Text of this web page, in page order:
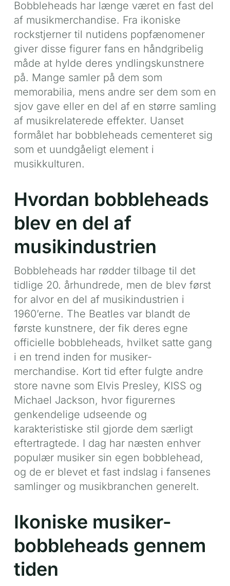
Bobbleheads har længe været en fast del
af musikmerchandise. Fra ikoniske
rockstjerner til nutidens popfænomener
giver disse figurer fans en håndgribelig
måde at hylde deres yndlingskunstnere
på. Mange samler på dem som
memorabilia, mens andre ser dem som en
sjov gave eller en del af en større samling
af musikrelaterede effekter. Uanset
formålet har bobbleheads cementeret sig
som et uundgåeligt element i
musikkulturen.
Hvordan bobbleheads
blev en del af
musikindustrien
Bobbleheads har rødder tilbage til det
tidlige 20. århundrede, men de blev først
for alvor en del af musikindustrien i
1960’erne. The Beatles var blandt de
første kunstnere, der fik deres egne
officielle bobbleheads, hvilket satte gang
i en trend inden for musiker-
merchandise. Kort tid efter fulgte andre
store navne som Elvis Presley, KISS og
Michael Jackson, hvor figurernes
genkendelige udseende og
karakteristiske stil gjorde dem særligt
eftertragtede. I dag har næsten enhver
populær musiker sin egen bobblehead,
og de er blevet et fast indslag i fansenes
samlinger og musikbranchen generelt.
Ikoniske musiker-
bobbleheads gennem
tiden